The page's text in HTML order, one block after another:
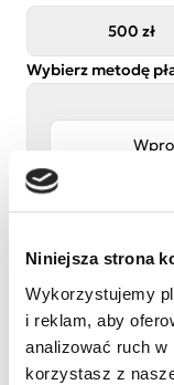
Niniejsza strona
Wykorzystujemy
i reklam, aby
analizować ruch
korzystasz z
500 zł
Wybierz metodę
Adres e-mail